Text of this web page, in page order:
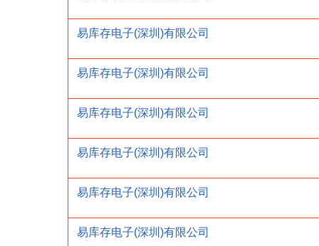
易库存电子(深圳)有限公司
易库存电子(深圳)有限公司
易库存电子(深圳)有限公司
易库存电子(深圳)有限公司
易库存电子(深圳)有限公司
易库存电子(深圳)有限公司